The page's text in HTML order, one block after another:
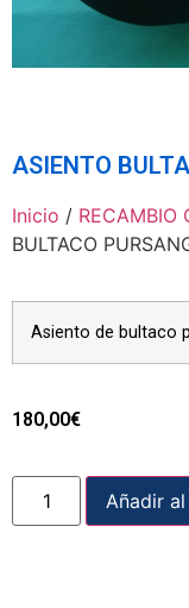
ASIENTO
Inicio / RECAMBIO
BULTACO
Asiento de bultaco
180,00€
Añadir